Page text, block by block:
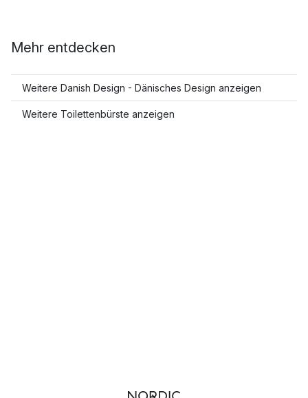
Mehr entdecken
Weitere Danish Design - Dänisches Design anzeigen
Weitere Toilettenbürste anzeigen